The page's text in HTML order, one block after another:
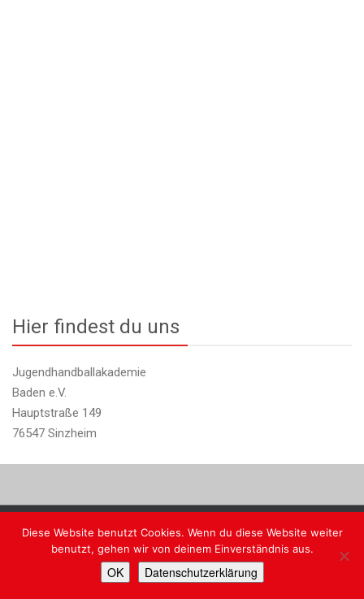
Hier findest du uns
Jugendhandballakademie
Baden e.V.
Hauptstraße 149
76547 Sinzheim
Copyright @ JHA Baden
Diese Website benutzt Cookies. Wenn du diese Website weiter
benutzt, gehen wir von deinem Einverständnis aus.
OK Datenschutzerklärung